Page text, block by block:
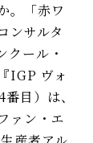
。「赤ワ
ンサルタ
クール・
IGP ヴォ
目）は、
ァン・エ